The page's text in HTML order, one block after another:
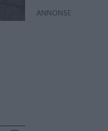
ANNONS